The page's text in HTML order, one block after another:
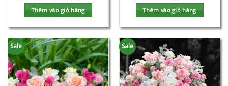
Thêm vào giỏ hàng Thêm vào giỏ hàng
Sale Sale